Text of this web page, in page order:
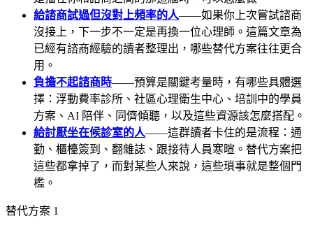
給諮商試過但沒對上頻率的人——如果你上次嘗試諮商
沒接上，下一步不一定是再換一位心理師。這篇文章為
已經有諮商經驗的讀者整理出，哪些替代方案往往更合
用。
負擔不起諮商時——預算是關鍵考量時，有哪些具體選
擇：浮動費率診所、社區心理衛生中心、培訓中的學員
方案、AI 陪伴、同儕傾聽，以及這些資源該怎麼搭配。
給討厭坐在候診室的人——這群讀者卡住的是流程：通
勤、櫃檯簽到、翻雜誌、跟接待人員寒暄。替代方案把
這些都拿掉了，而對某些人來說，這些瑣事就是整個門
檻。
替代方案 1